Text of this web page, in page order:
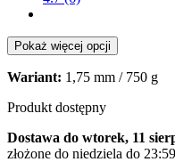
Pokaż więcej opcji
Wariant: 1,75 mm / 750 g
Produkt dostępny
Dostawa do wtorek, 11
złożone do niedziela do